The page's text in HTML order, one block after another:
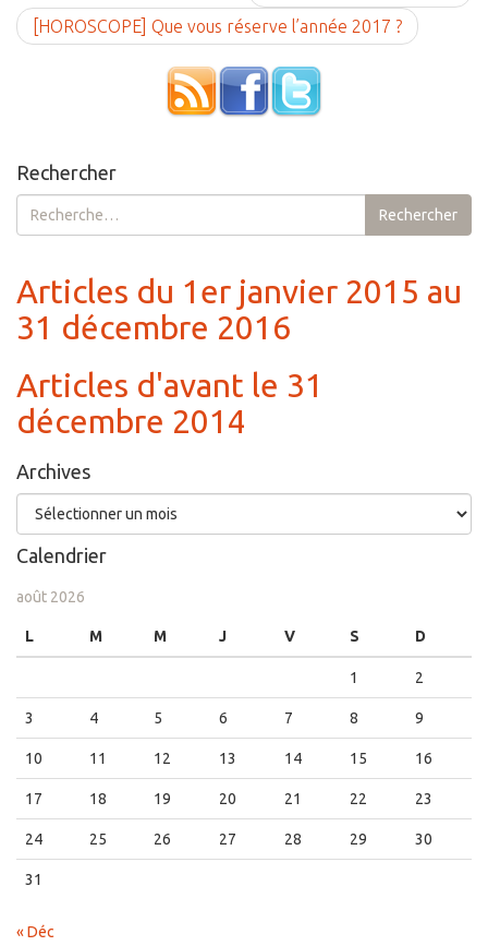
[HOROSCOPE] Que vous réserve l’année 2017 ?
Rechercher
Rechercher :
Rechercher
Articles du 1er janvier 2015 au
31 décembre 2016
Articles d'avant le 31
décembre 2014
Archives
Archives
Calendrier
août 2026
L M M J V S D
1 2
3 4 5 6 7 8 9
10 11 12 13 14 15 16
17 18 19 20 21 22 23
24 25 26 27 28 29 30
31
« Déc